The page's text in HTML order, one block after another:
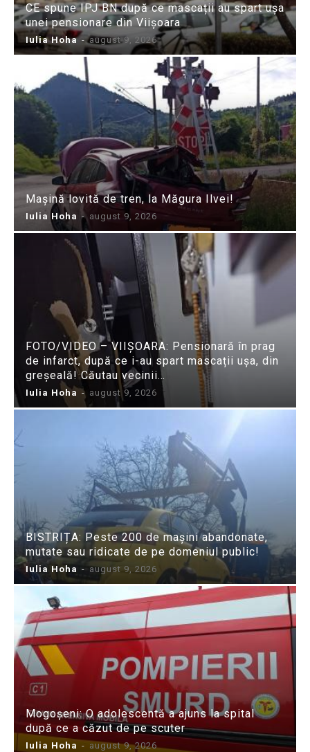
CE spune IPJ BN după ce mascații au spart ușa
unei pensionare din Viișoara
Iulia Hoha - august 9, 2026
Mașină lovită de tren, la Măgura Ilvei!
Iulia Hoha - august 9, 2026
FOTO/VIDEO – VIIȘOARA: Pensionară în prag
de infarct, după ce i-au spart mascații ușa, din
greșeală! Căutau vecinii…
Iulia Hoha - august 9, 2026
BISTRIȚA: Peste 200 de mașini abandonate,
mutate sau ridicate de pe domeniul public!
Iulia Hoha - august 9, 2026
Mogoșeni: O adolescentă a ajuns la spital
după ce a căzut de pe scuter
Iulia Hoha - august 9, 2026